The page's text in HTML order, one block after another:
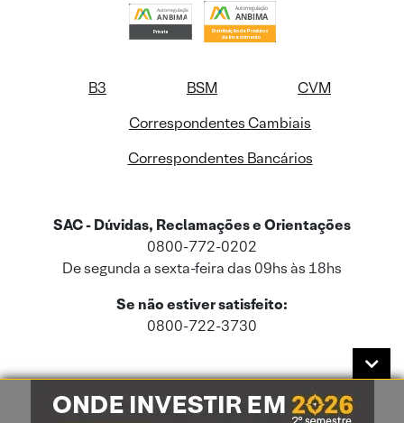
B3 BSM
CVM
Correspondentes Cambiais
Correspondentes Bancários
SAC - Dúvidas, Reclamações e Orientações
0800-772-0202
De segunda a sexta-feira das 09hs às 18hs
Se não estiver satisfeito:
0800-722-3730
Este site usa cookies e dados pessoais de acordo com a nossaPolítica de
Cookies
e a nossaPolítica de Privacidade.